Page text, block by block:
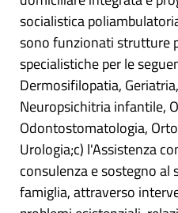
socialistica
sono funzionati strutture
specialistiche per le
Dermosifilopatia,
Neuropsichitria infantile,
Odontostomatologia,
Urologia;c) l'Assistenza
consulenza e sostegno al
famiglia, attraverso